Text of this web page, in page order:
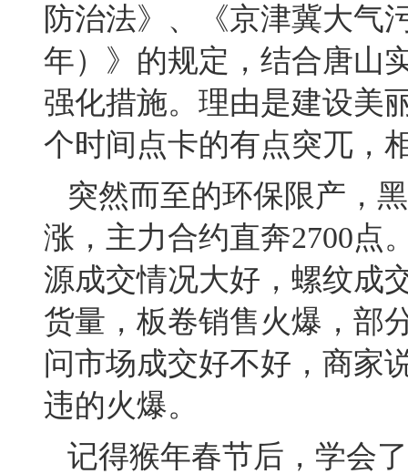
防治法》、《京津冀大气
年）》的规定，结合唐山
强化措施。理由是建设美
个时间点卡的有点突兀，
突然而至的环保限产，
涨，主力合约直奔2700点
源成交情况大好，螺纹成
货量，板卷销售火爆，部
问市场成交好不好，商家
违的火爆。
记得猴年春节后，学会